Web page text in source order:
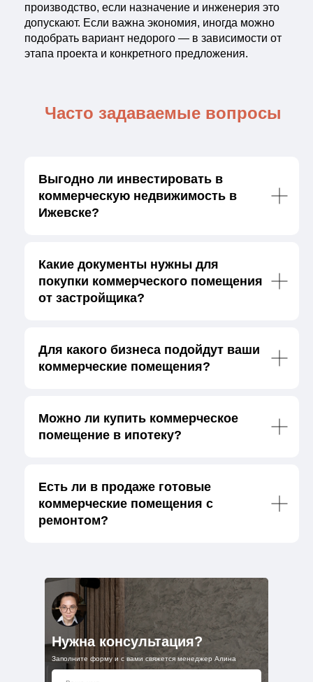
производство, если назначение и инженерия это
допускают. Если важна экономия, иногда можно
подобрать вариант недорого — в зависимости от
этапа проекта и конкретного предложения.
Часто задаваемые вопросы
Выгодно ли инвестировать в
коммерческую недвижимость в
Ижевске?
Какие документы нужны для
покупки коммерческого помещения
от застройщика?
Для какого бизнеса подойдут ваши
коммерческие помещения?
Можно ли купить коммерческое
помещение в ипотеку?
Есть ли в продаже готовые
коммерческие помещения с
ремонтом?
Заполните форму и с вами свяжется менеджер Алина
Нужна консультация?